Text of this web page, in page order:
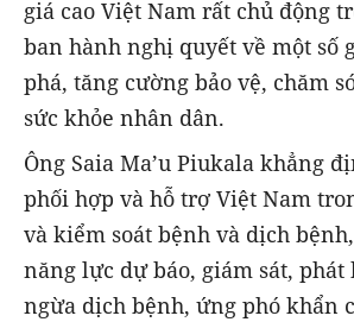
giá cao Việt Nam rất chủ động
ban hành nghị quyết về một số
phá, tăng cường bảo vệ, chăm
sức khỏe nhân dân.
Ông Saia Ma’u Piukala khẳng
phối hợp và hỗ trợ Việt Nam
và kiểm soát bệnh và dịch
năng lực dự báo, giám sát, phát
ngừa dịch bệnh, ứng phó khẩn